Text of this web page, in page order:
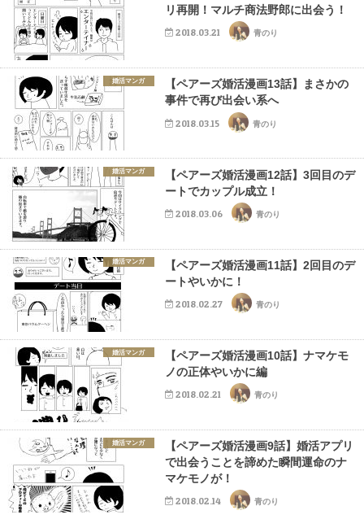
リ再開！マルチ商法野郎に出会う！
2018.03.21 青のり
婚活マンガ
【ペアーズ婚活漫画13話】まさかの
事件で再び出会い系へ
2018.03.15 青のり
婚活マンガ
【ペアーズ婚活漫画12話】3回目のデ
ートでカップル成立！
2018.03.06 青のり
婚活マンガ
【ペアーズ婚活漫画11話】2回目のデ
ートやいかに！
2018.02.27 青のり
婚活マンガ
【ペアーズ婚活漫画10話】ナマケモ
ノの正体やいかに編
2018.02.21 青のり
婚活マンガ
【ペアーズ婚活漫画9話】婚活アプリ
で出会うことを諦めた瞬間運命のナ
マケモノが！
2018.02.14 青のり